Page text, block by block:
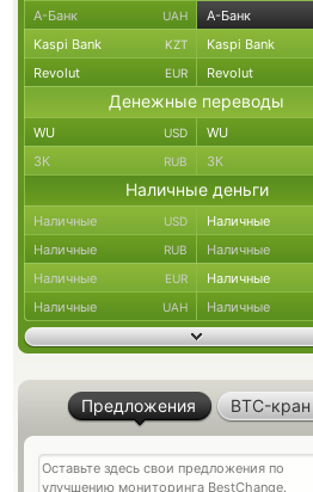
А-Банк UAH А-Банк
Kaspi Bank KZT Kaspi Bank
Revolut EUR Revolut
Денежные переводы
WU USD WU
ЗК RUB ЗК
Наличные деньги
Наличные USD Наличные
Наличные RUB Наличные
Наличные EUR Наличные
Наличные UAH Наличные
Предложения BTC-кран